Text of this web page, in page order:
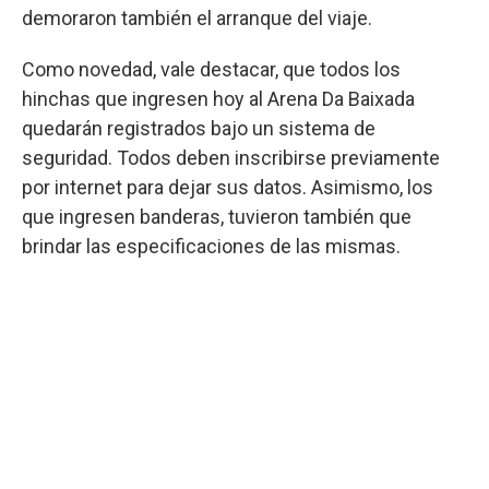
demoraron también el arranque del viaje.
Como novedad, vale destacar, que todos los
hinchas que ingresen hoy al Arena Da Baixada
quedarán registrados bajo un sistema de
seguridad. Todos deben inscribirse previamente
por internet para dejar sus datos. Asimismo, los
que ingresen banderas, tuvieron también que
brindar las especificaciones de las mismas.